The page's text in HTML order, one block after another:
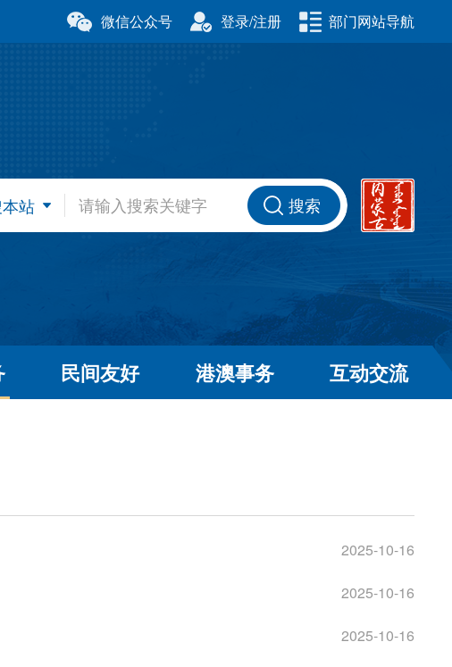
微信公众号 登录/注册 部门网站导航
外事办公室
交通运输厅
农牧厅
商务厅
卫生健康委员会
退役军人事务厅
林业和草原局
广播电视局
站 搜索
民间友好 港澳事务 互动交流
2025-10-16
2025-10-16
2025-10-16